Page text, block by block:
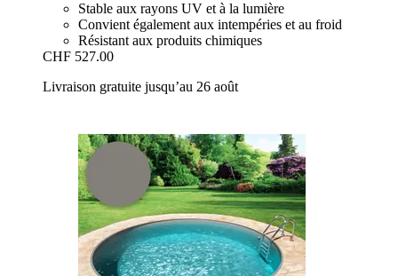
Stable aux rayons UV et à la lumière
Convient également aux intempéries et au froid
Résistant aux produits chimiques
CHF 527.00
Livraison gratuite jusqu’au 26 août